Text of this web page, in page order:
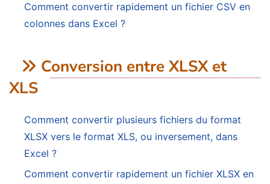
Comment convertir rapidement un fichier CSV en
colonnes dans Excel ?
Conversion entre XLSX et
XLS
Comment convertir plusieurs fichiers du format
XLSX vers le format XLS, ou inversement, dans
Excel ?
Comment convertir rapidement un fichier XLSX en